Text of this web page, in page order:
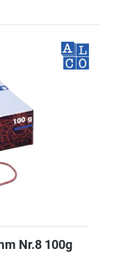
Nr.8 100g